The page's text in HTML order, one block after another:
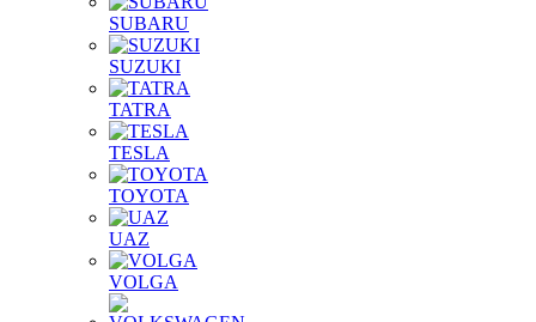
SUBARU
SUZUKI
TATRA
TESLA
TOYOTA
UAZ
VOLGA